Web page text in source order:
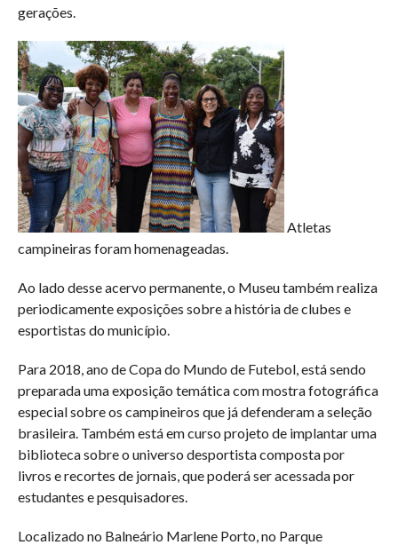
gerações.
Atletas
campineiras foram homenageadas.
Ao lado desse acervo permanente, o Museu também realiza
periodicamente exposições sobre a história de clubes e
esportistas do município.
Para 2018, ano de Copa do Mundo de Futebol, está sendo
preparada uma exposição temática com mostra fotográfica
especial sobre os campineiros que já defenderam a seleção
brasileira. Também está em curso projeto de implantar uma
biblioteca sobre o universo desportista composta por
livros e recortes de jornais, que poderá ser acessada por
estudantes e pesquisadores.
Localizado no Balneário Marlene Porto, no Parque